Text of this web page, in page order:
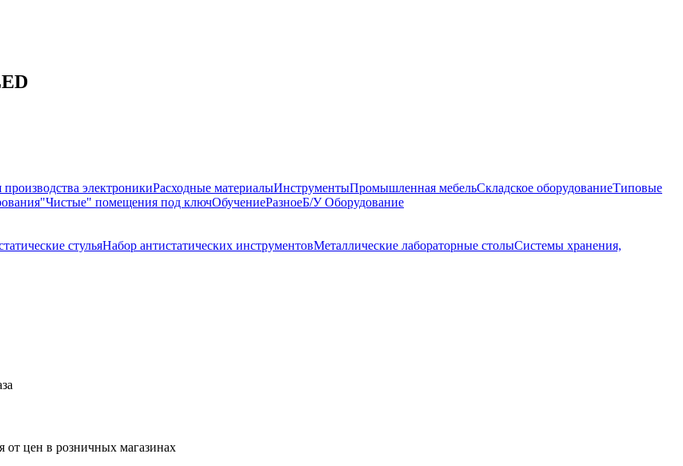
электроникиРасходные материалыИнструментыПромышленная мебельСкладское оборудованиеТиповые
"Чистые" помещения под ключОбучениеРазноеБ/У Оборудование
стульяНабор антистатических инструментовМеталлические лабораторные столыСистемы хранения,
от цен в розничных магазинах